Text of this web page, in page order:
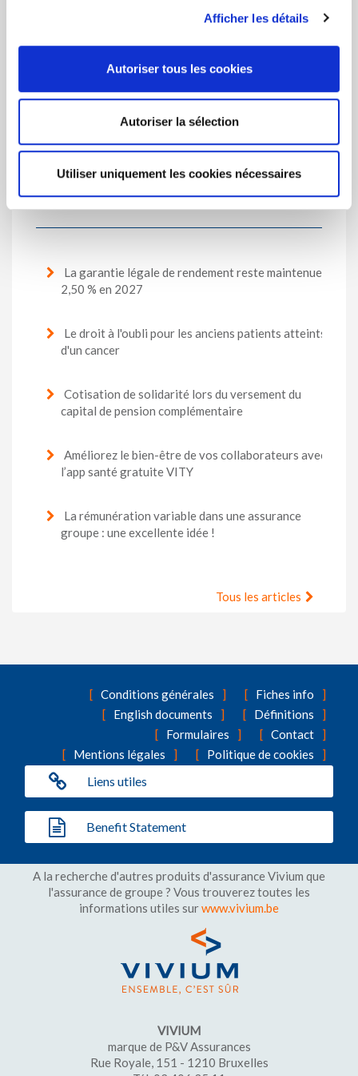
Afficher les détails
Autoriser tous les cookies
Autoriser la sélection
Utiliser uniquement les cookies nécessaires
soit faite sur la transposition de la Directive en droit
Vivium continue à suivre de près les activités
législatives et vous informera lorsque les
modifications seront connues.
Les plus consultés
La garantie légale de rendement reste maintenue à
2,50 % en 2027
Le droit à l'oubli pour les anciens patients atteints
d'un cancer
Cotisation de solidarité lors du versement du
capital de pension complémentaire
Améliorez le bien-être de vos collaborateurs avec
l’app santé gratuite VITY
La rémunération variable dans une assurance
groupe : une excellente idée !
Tous les articles
Conditions générales
Fiches info
English documents
Définitions
Formulaires
Contact
Mentions légales
Politique de cookies
Liens utiles
Benefit Statement
A la recherche d'autres produits d'assurance Vivium que
l'assurance de groupe ? Vous trouverez toutes les
informations utiles surwww.vivium.be
VIVIUM
marque de P&V Assurances
Rue Royale, 151 - 1210 Bruxelles